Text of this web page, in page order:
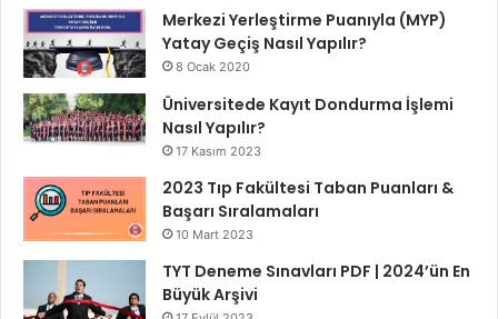
Merkezi Yerleştirme Puanıyla (MYP)
Yatay Geçiş Nasıl Yapılır?
8 Ocak 2020
Üniversitede Kayıt Dondurma İşlemi
Nasıl Yapılır?
17 Kasım 2023
2023 Tıp Fakültesi Taban Puanları &
Başarı Sıralamaları
10 Mart 2023
TYT Deneme Sınavları PDF | 2024’ün En
Büyük Arşivi